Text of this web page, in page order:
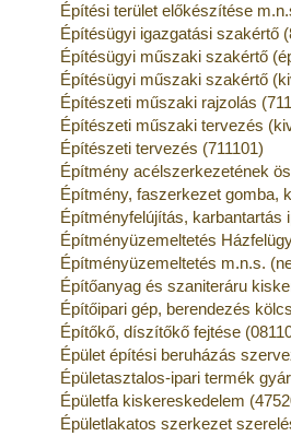
Építési terület előkészítése
Építésügyi igazgatási szakértő
Építésügyi műszaki szakértő
Építésügyi műszaki szakértő
Építészeti műszaki rajzolás
Építészeti műszaki tervezés
Építészeti tervezés (711101)
Építmény acélszerkezetének
Építmény, faszerkezet gomba,
Építményfelújítás, karbantartás
Építményüzemeltetés
Építményüzemeltetés m.n.s.
Építőanyag és szaniteráru
Építőipari gép, berendezés
Építőkő, díszítőkő fejtése
Épület építési beruházás
Épületasztalos-ipari termék
Épületfa kiskereskedelem
Épületlakatos szerkezet